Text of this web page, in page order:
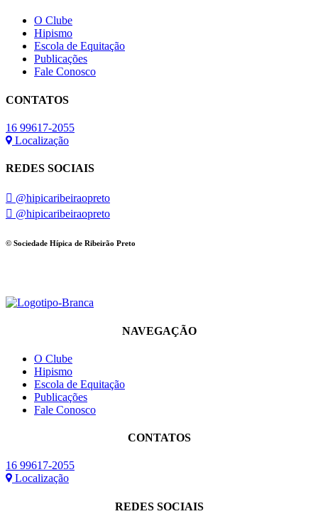
O Clube
Hipismo
Escola de Equitação
Publicações
Fale Conosco
CONTATOS
16 99617-2055
Localização
REDES SOCIAIS
@hipicaribeiraopreto
@hipicaribeiraopreto
© Sociedade Hípica de Ribeirão Preto
NAVEGAÇÃO
O Clube
Hipismo
Escola de Equitação
Publicações
Fale Conosco
CONTATOS
16 99617-2055
Localização
REDES SOCIAIS